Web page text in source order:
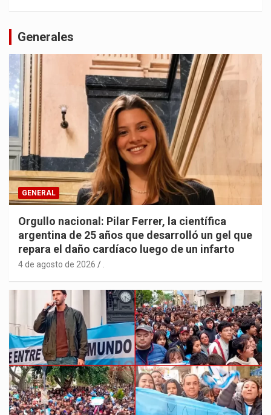
Generales
GENERAL
Orgullo nacional: Pilar Ferrer, la científica
argentina de 25 años que desarrolló un gel que
repara el daño cardíaco luego de un infarto
4 de agosto de 2026 .